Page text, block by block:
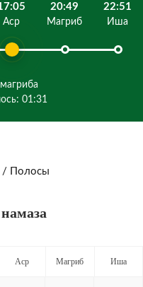
Аср
01:31
20:49
Магриб
22:51
Иша
/ Полосы
Аср Магриб Иша